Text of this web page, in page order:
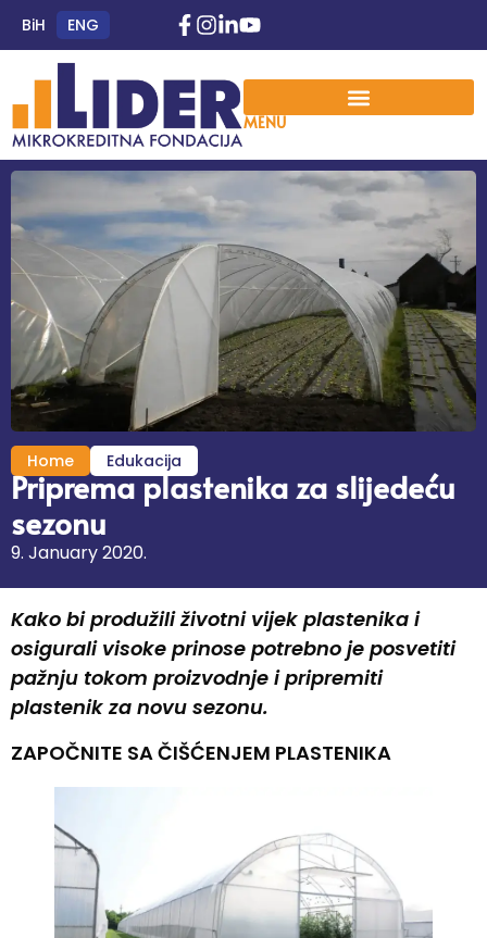
BiH ENG
MENU
Home Edukacija
Priprema plastenika za slijedeću
sezonu
9. January 2020.
Kako bi produžili životni vijek plastenika i
osigurali visoke prinose potrebno je posvetiti
pažnju tokom proizvodnje i pripremiti
plastenik za novu sezonu.
ZAPOČNITE SA ČIŠĆENJEM PLASTENIKA